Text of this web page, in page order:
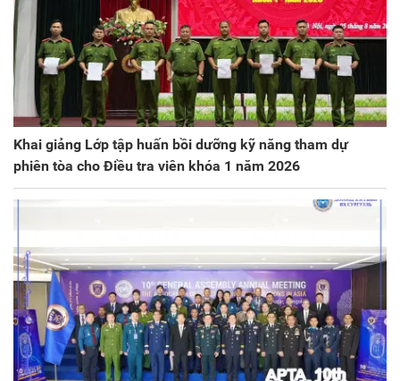
Khai giảng Lớp tập huấn bồi dưỡng kỹ năng tham dự
phiên tòa cho Điều tra viên khóa 1 năm 2026